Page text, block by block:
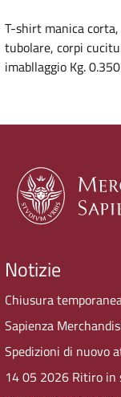
T-shirt manica
tubolare, corpi
imabllaggio Kg. 0.350
Notizie
Chiusura
Sapienza
Spedizioni di nuovo
14 05 2026 Ritiro in